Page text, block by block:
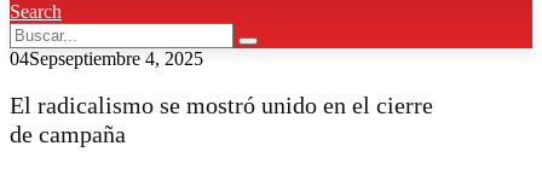
Search
04Sepseptiembre 4, 2025
El radicalismo se mostró unido en el cierre
de campaña